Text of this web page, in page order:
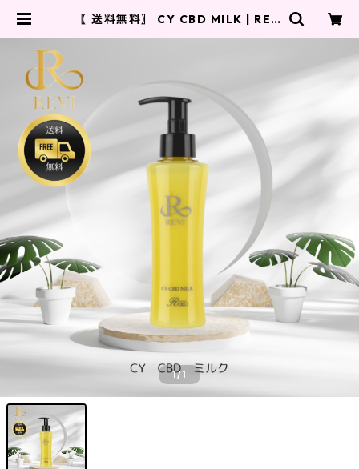
〖送料無料〗 CY CBD MILK | REV
1/1